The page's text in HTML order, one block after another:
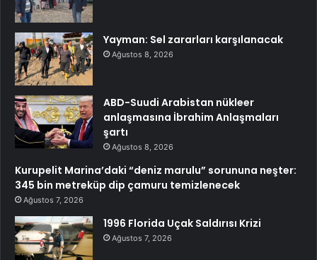
Yayman: Sel zararları karşılanacak
Ağustos 8, 2026
ABD-Suudi Arabistan nükleer
anlaşmasına İbrahim Anlaşmaları
şartı
Ağustos 8, 2026
Kurupelit Marina’daki “deniz marulu” sorununa neşter:
345 bin metreküp dip çamuru temizlenecek
Ağustos 7, 2026
1996 Florida Uçak Saldırısı Krizi
Ağustos 7, 2026